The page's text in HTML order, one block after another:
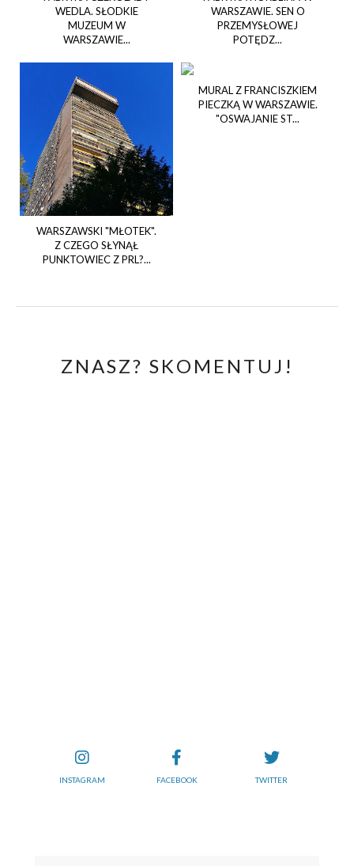
WEDLA. SŁODKIE
MUZEUM W
WARSZAWIE...
WARSZAWIE. SEN O
PRZEMYSŁOWEJ
POTĘDZ...
WARSZAWSKI "MŁOTEK".
Z CZEGO SŁYNĄŁ
PUNKTOWIEC Z PRL?...
MURAL Z FRANCISZKIEM
PIECZKĄ W WARSZAWIE.
"OSWAJANIE ST...
ZNASZ? SKOMENTUJ!
INSTAGRAM FACEBOOK TWITTER